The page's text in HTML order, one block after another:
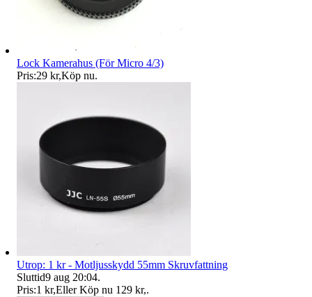
Lock Kamerahus (För Micro 4/3)
Pris:29 kr,Köp nu.
Utrop: 1 kr - Motljusskydd 55mm Skruvfattning
Sluttid9 aug 20:04.
Pris:1 kr,Eller Köp nu 129 kr,.